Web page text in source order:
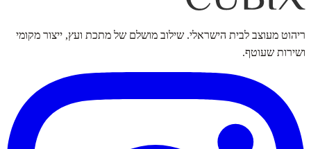
ריהוט מעוצב לבית הישראלי. שילוב מושלם של מתכת ועץ, ייצור מקומי
ושירות שעוטף.